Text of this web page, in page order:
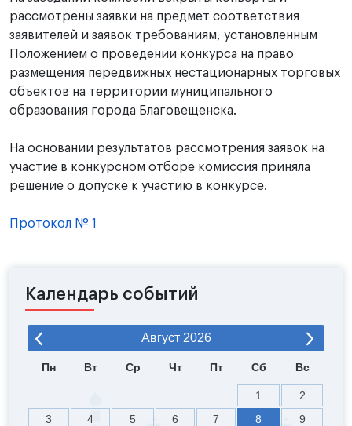
рассмотрены заявки на предмет соответствия
заявителей и заявок требованиям, установленным
Положением о проведении конкурса на право
размещения передвижных нестационарных торговых
объектов на территории муниципального
образования города Благовещенска.
На основании результатов рассмотрения заявок на
участие в конкурсном отборе комиссия приняла
решение о допуске к участию в конкурсе.
Протокол № 1
Календарь событий
Август 2026
Пн Вт Ср Чт Пт Сб Вс
1
2
3
4 5 6 7 8
9